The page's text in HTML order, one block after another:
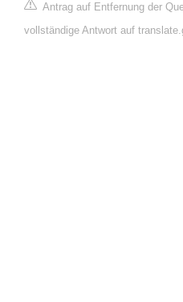
Antrag auf Entfernung der
vollständige Antwort auf